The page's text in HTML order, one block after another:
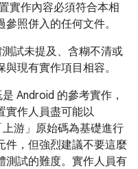
實作內容必須符合本相
照併入的任何文件。
試未提及、含糊不清或
現有實作項目相容。
是 Android 的參考實作，
實作人員盡可能以
游」原始碼為基礎進行
件，但強烈建議不要這麼
測試的難度。實作人員有